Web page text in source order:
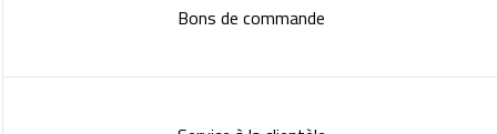
Bons de commande